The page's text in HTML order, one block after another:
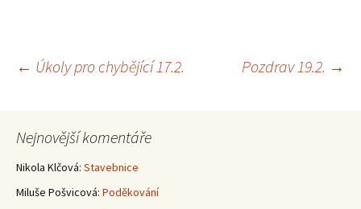
Navigace
pro
příspěvky
← Úkoly pro chybějící 17.2. Pozdrav 19.2. →
Nejnovější komentáře
Nikola Klčová: Stavebnice
Miluše Pošvicová: Poděkování